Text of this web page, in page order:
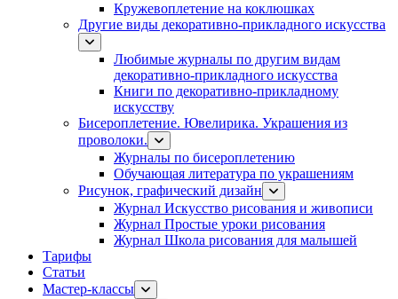
Кружевоплетение на коклюшках
Другие виды декоративно-прикладного искусства
Любимые журналы по другим видам
декоративно-прикладного искусства
Книги по декоративно-прикладному
искусству
Бисероплетение. Ювелирика. Украшения из
проволоки.
Журналы по бисероплетению
Обучающая литература по украшениям
Рисунок, графический дизайн
Журнал Искусство рисования и живописи
Журнал Простые уроки рисования
Журнал Школа рисования для малышей
Тарифы
Статьи
Мастер-классы